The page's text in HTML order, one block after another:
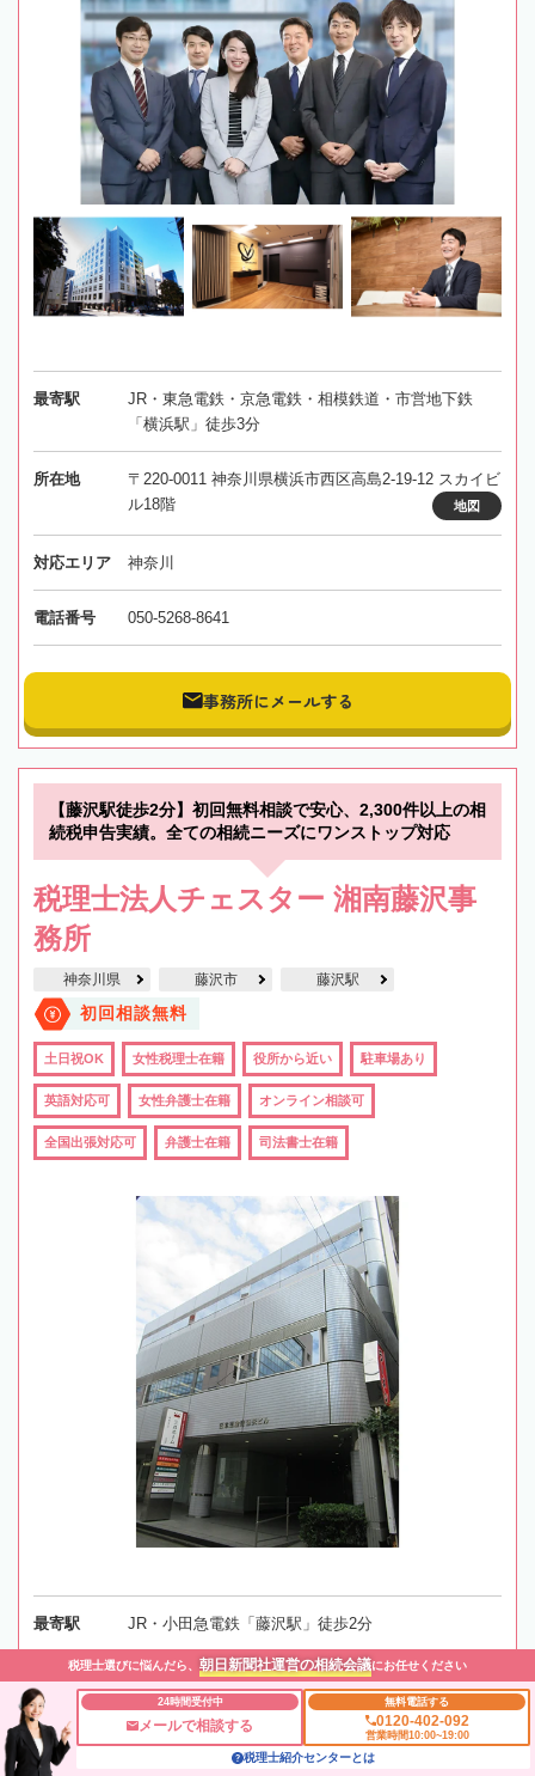
最寄駅
JR・東急電鉄・京急電鉄・相模鉄道・市営地下鉄
「横浜駅」徒歩3分
所在地
〒220-0011 神奈川県横浜市西区高島2-19-12 スカイビ
ル18階
地図
対応エリア 神奈川
電話番号 050-5268-8641
事務所にメールする
【藤沢駅徒歩2分】初回無料相談で安心、2,300件以上の相
続税申告実績。全ての相続ニーズにワンストップ対応
税理士法人チェスター 湘南藤沢事
務所
神奈川県 藤沢市 藤沢駅
初回相談無料
土日祝OK 女性税理士在籍 役所から近い 駐車場あり
英語対応可 女性弁護士在籍 オンライン相談可
全国出張対応可 弁護士在籍 司法書士在籍
最寄駅 JR・小田急電鉄「藤沢駅」徒歩2分
所在地
〒251-0055 神奈川県藤沢市南藤沢4-3 日本生命南藤沢
ビル3階
対応エリア
税理士選びに悩んだら、 朝日新聞社運営の相続会議にお任せください
24時間受付中
メールで相談する
無料電話する
0120-402-092
営業時間10:00~19:00
税理士紹介センターとは